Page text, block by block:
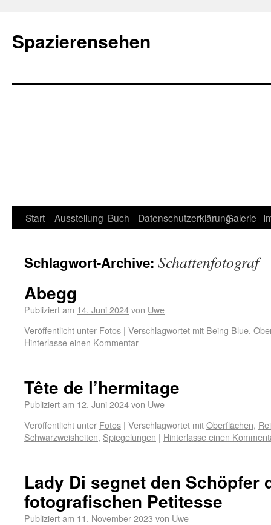
Spazierensehen
Start Ausstellung Buch DatenschutzerklärungGalerie
Schlagwort-Archive: Schattenfotograf
Abegg
Publiziert am 14. Juni 2024von Uwe
Veröffentlicht unter Fotos | Verschlagwortet mit Being Blue,
Hinterlasse einen Kommentar
Tête de l’hermitage
Publiziert am 12. Juni 2024von Uwe
Veröffentlicht unter Fotos | Verschlagwortet mitOberflächen,
Schwarzweisheiten, Spiegelungen | Hinterlasse einen
Lady Di segnet den Schöpfer
fotografischen Petitesse
Publiziert am 11. November 2023 von Uwe